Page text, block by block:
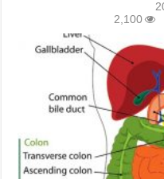
2,100